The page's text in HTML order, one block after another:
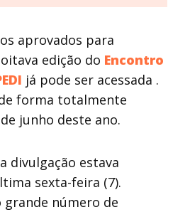
aprovados para
edição do Encontro
já pode ser acessada .
forma totalmente
junho deste ano.
divulgação estava
sexta-feira (7).
grande número de